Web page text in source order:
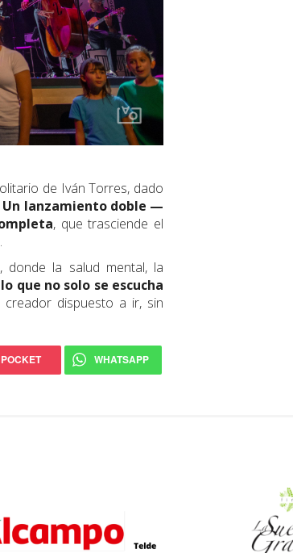
de Iván Torres, dado
Un lanzamiento doble —
, que trasciende el
donde la salud mental, la
que no solo se escucha
dispuesto a ir, sin
POCKET WHATSAPP